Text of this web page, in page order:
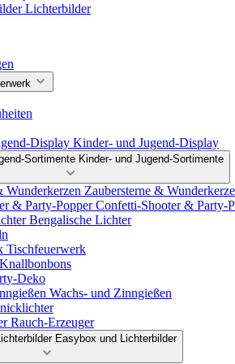
Lichterbilder
Kinder- und Jugend-Display
Kinder- und Jugend-Sortimente
Zaubersterne &
Confetti-Shooter & Party-
Bengalische Lichter
Tischfeuerwerk
Knallbonbons
Deko
Wachs- und Zinngießen
Rauch-Erzeuger
Easybox und Lichterbilder